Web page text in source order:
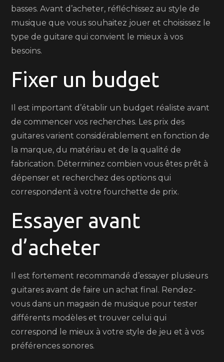
basses. Avant d’acheter, réfléchissez au style de
musique que vous souhaitez jouer et choisissez le
type de guitare qui convient le mieux à vos
besoins.
Fixer un budget
Il est important d’établir un budget réaliste avant
de commencer vos recherches. Les prix des
guitares varient considérablement en fonction de
la marque, du matériau et de la qualité de
fabrication. Déterminez combien vous êtes prêt à
dépenser et recherchez des options qui
correspondent à votre fourchette de prix.
Essayer avant
d’acheter
Il est fortement recommandé d’essayer plusieurs
guitares avant de faire un achat final. Rendez-
vous dans un magasin de musique pour tester
différents modèles et trouver celui qui
correspond le mieux à votre style de jeu et à vos
préférences sonores.